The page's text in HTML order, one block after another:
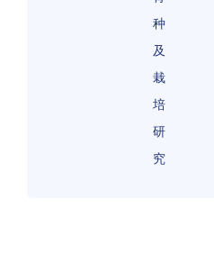
种
及
栽
培
研
究